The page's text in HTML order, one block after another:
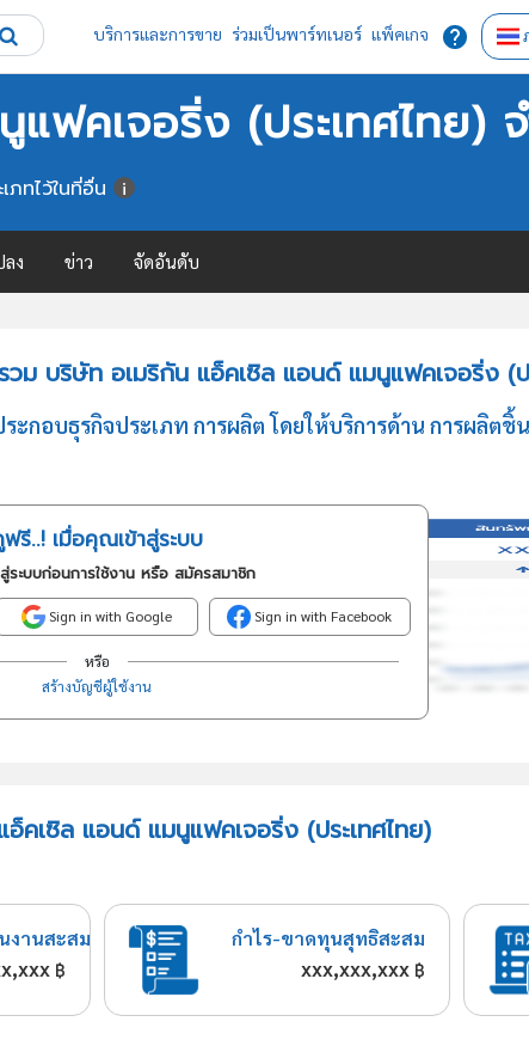
บริการและการขาย ร่วมเป็นพาร์ทเนอร์ แพ็คเกจ
ฟคเจอริ่ง (ประเทศไทย)
ทไว้ในที่อื่น
ง ข่าว จัดอันดับ
ม บริษัท อเมริกัน แอ็คเซิล แอนด์ แมนูแฟคเจอริ่ง (
กอบธุรกิจประเภท การผลิต โดยให้บริการด้าน การผลิต
รี..! เมื่อคุณเข้าสู่ระบบ
ระบบก่อนการใช้งาน หรือ สมัครสมาชิก
Sign in with Google Sign in with Facebook
หรือ
สร้างบัญชีผู้ใช้งาน
เซิล แอนด์ แมนูแฟคเจอริ่ง (ประเทศไทย)
งานสะสม
฿
กำไร-ขาดทุนสุทธิสะสม
xxx,xxx,xxx ฿